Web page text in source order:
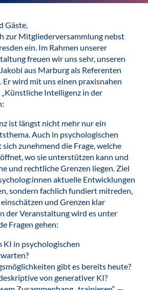
Gäste,
zur Mitgliederversammlung nebst
ein. Im Rahmen unserer
freuen wir uns sehr, unseren
aus Marburg als Referenten
Er wird mit uns einen praxisnahen
„Künstliche Intelligenz in der
ist längst nicht mehr nur ein
Auch in psychologischen
zunehmend die Frage, welche
wo sie unterstützen kann und
und rechtliche Grenzen liegen. Ziel
aktuelle Entwicklungen
sondern fachlich fundiert mitreden,
und Grenzen klar
der Veranstaltung wird es unter
Fragen gehen:
KI in psychologischen
gibt es bereits heute?
von generativer KI?